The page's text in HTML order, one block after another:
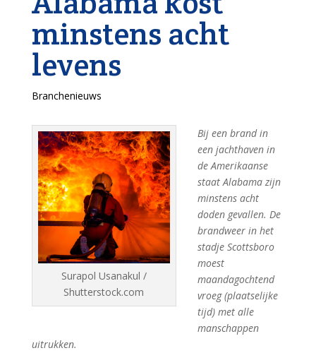
minstens acht
levens
Branchenieuws
Surapol Usanakul /
Shutterstock.com
Bij een brand in
een jachthaven in
de Amerikaanse
staat Alabama zijn
minstens acht
doden gevallen. De
brandweer in het
stadje Scottsboro
moest
maandagochtend
vroeg (plaatselijke
tijd) met alle
manschappen
uitrukken.